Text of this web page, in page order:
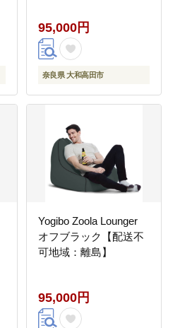
95,000円
奈良県 大和高田市
Yogibo Zoola Lounger
オフブラック【配送不
可地域：離島】
95,000円